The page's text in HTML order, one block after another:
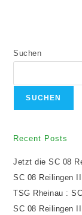
Suchen
SUCHEN
Recent Posts
Jetzt die SC 08
SC 08 Reilingen
TSG Rheinau :
SC 08 Reilingen